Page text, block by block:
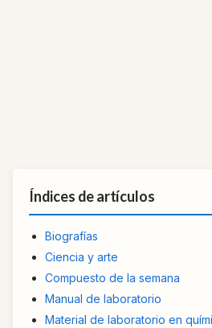
Índices de artículos
Biografías
Ciencia y arte
Compuesto de la semana
Manual de laboratorio
Material de laboratorio en